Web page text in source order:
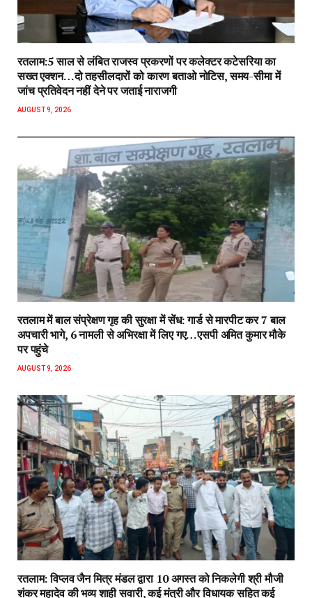
रतलाम:5 साल से लंबित राजस्व प्रकरणों पर कलेक्टर कटेसरिया का
सख्त एक्शन…दो तहसीलदारों को कारण बताओ नोटिस, समय-सीमा में
जांच प्रतिवेदन नहीं देने पर जताई नाराजगी
AUGUST 9, 2026
रतलाम में बाल संप्रेक्षण गृह की सुरक्षा में सेंध: गार्ड से मारपीट कर 7 बाल
अपचारी भागे, 6 नामली से अभिरक्षा में लिए गए…एसपी अमित कुमार मौके
पर पहुंचे
AUGUST 9, 2026
रतलाम: विप्लव जैन मित्र मंडल द्वारा 10 अगस्त को निकलेगी श्री मौजी
शंकर महादेव की भव्य शाही सवारी, कई मंत्री और विधायक सहित कई